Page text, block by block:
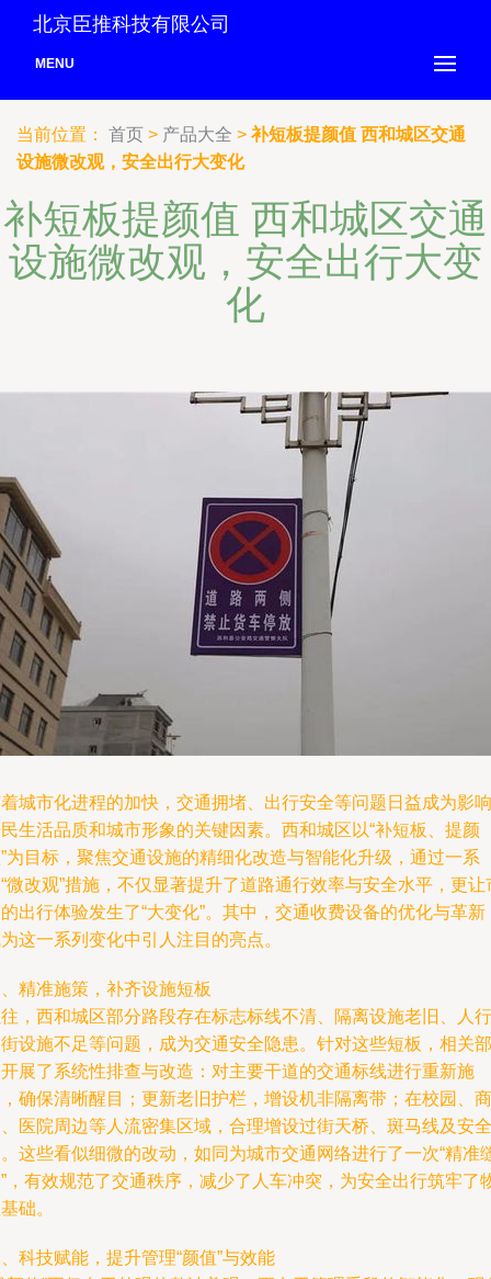
北京臣推科技有限公司
MENU
当前位置： 首页 > 产品大全 > 补短板提颜值 西和城区交通
设施微改观，安全出行大变化
补短板提颜值 西和城区交通
设施微改观，安全出行大变
化
城市化进程的加快，交通拥堵、出行安全等问题日益成为影响
生活品质和城市形象的关键因素。西和城区以“补短板、提颜
为目标，聚焦交通设施的精细化改造与智能化升级，通过一系
微改观”措施，不仅显著提升了道路通行效率与安全水平，更让
出行体验发生了“大变化”。其中，交通收费设备的优化与革新
这一系列变化中引人注目的亮点。
精准施策，补齐设施短板
，西和城区部分路段存在标志标线不清、隔离设施老旧、人行
设施不足等问题，成为交通安全隐患。针对这些短板，相关部
展了系统性排查与改造：对主要干道的交通标线进行重新施
确保清晰醒目；更新老旧护栏，增设机非隔离带；在校园、商
医院周边等人流密集区域，合理增设过街天桥、斑马线及安全
这些看似细微的改动，如同为城市交通网络进行了一次“精准
，有效规范了交通秩序，减少了人车冲突，为安全出行筑牢了
础。
科技赋能，提升管理“颜值”与效能